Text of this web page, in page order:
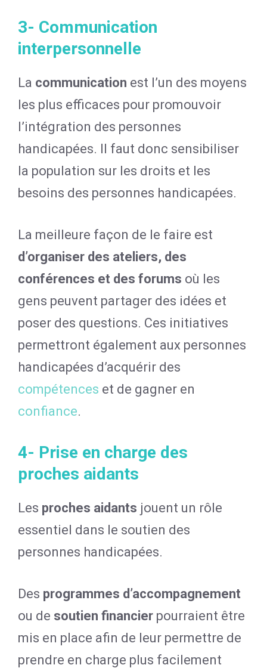
3- Communication
interpersonnelle
La communication est l’un des moyens
les plus efficaces pour promouvoir
l’intégration des personnes
handicapées. Il faut donc sensibiliser
la population sur les droits et les
besoins des personnes handicapées.
La meilleure façon de le faire est
d’organiser des ateliers, des
conférences et des forums où les
gens peuvent partager des idées et
poser des questions. Ces initiatives
permettront également aux personnes
handicapées d’acquérir des
compétences et de gagner en
confiance.
4- Prise en charge des
proches aidants
Les proches aidants jouent un rôle
essentiel dans le soutien des
personnes handicapées.
Des programmes d’accompagnement
ou de soutien financier pourraient être
mis en place afin de leur permettre de
prendre en charge plus facilement